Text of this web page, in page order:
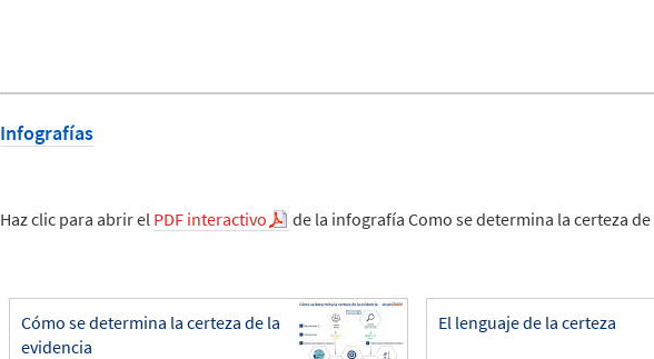
Infografías
Haz clic para abrir el PDF interactivo de la infografía Como se determina la certeza
Cómo se determina la certeza de la
evidencia
El lenguaje de la certeza